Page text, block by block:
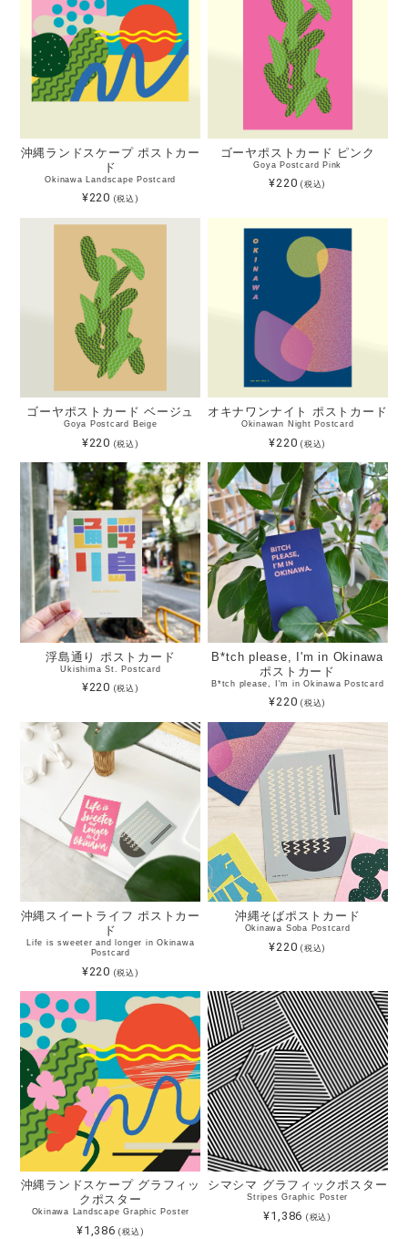
沖縄ランドスケープ ポストカー
ド
Okinawa Landscape Postcard
¥220 (税込)
ゴーヤポストカード ピンク
Goya Postcard Pink
¥220(税込)
ゴーヤポストカード ベージュ
Goya Postcard Beige
¥220 (税込)
オキナワンナイト ポストカード
Okinawan Night Postcard
¥220(税込)
浮島通り ポストカード
Ukishima St. Postcard
¥220 (税込)
B*tch please, I'm in Okinawa
ポストカード
B*tch please, I'm in Okinawa Postcard
¥220(税込)
沖縄スイートライフ ポストカー
ド
Life is sweeter and longer in Okinawa
Postcard
¥220 (税込)
沖縄そばポストカード
Okinawa Soba Postcard
¥220(税込)
沖縄ランドスケープ グラフィッ
クポスター
Okinawa Landscape Graphic Poster
¥1,386(税込)
シマシマ グラフィックポスター
Stripes Graphic Poster
¥1,386 (税込)